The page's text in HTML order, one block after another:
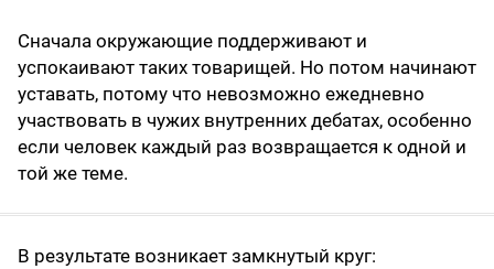
Сначала окружающие поддерживают и
успокаивают таких товарищей. Но потом начинают
уставать, потому что невозможно ежедневно
участвовать в чужих внутренних дебатах, особенно
если человек каждый раз возвращается к одной и
той же теме.
В результате возникает замкнутый круг: